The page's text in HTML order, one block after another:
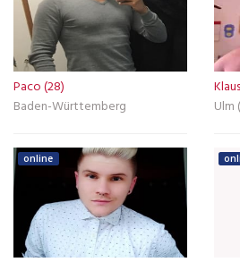
Paco (28)
Baden-Württemberg
Ulm
online